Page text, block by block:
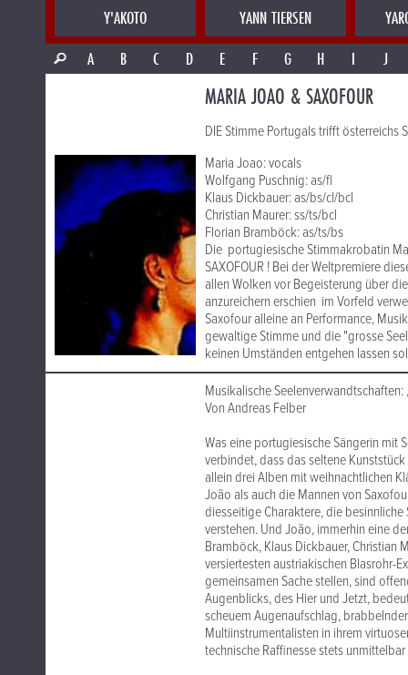
Y'AKOTO YANN TIERSEN
A
B C D E F G H I J
MARIA JOAO & SAXOFOUR
DIE Stimme Portugals trifft österreichs
Maria Joao: vocals
Wolfgang Puschnig: as/fl
Klaus Dickbauer: as/bs/cl/bcl
Christian Maurer: ss/ts/bcl
Florian Bramböck: as/ts/bs
Die portugiesische Stimmakrobatin
SAXOFOUR ! Bei der Weltpremiere
allen Wolken vor Begeisterung über
anzureichern erschien im Vorfeld
Saxofour alleine an Performance,
gewaltige Stimme und die "grosse
keinen Umständen entgehen lassen
Musikalische Seelenverwandtschaften:
Von Andreas Felber
Was eine portugiesische Sängerin mit
verbindet, dass das seltene
allein drei Alben mit weihnachtlichen
João als auch die Mannen von
diesseitige Charaktere, die
verstehen. Und João, immerhin eine
Bramböck, Klaus Dickbauer, Christian
versiertesten austriakischen Blasrohr-
gemeinsamen Sache stellen, sind
Augenblicks, des Hier und Jetzt,
scheuem Augenaufschlag,
Multiinstrumentalisten in ihrem
technische Raffinesse stets